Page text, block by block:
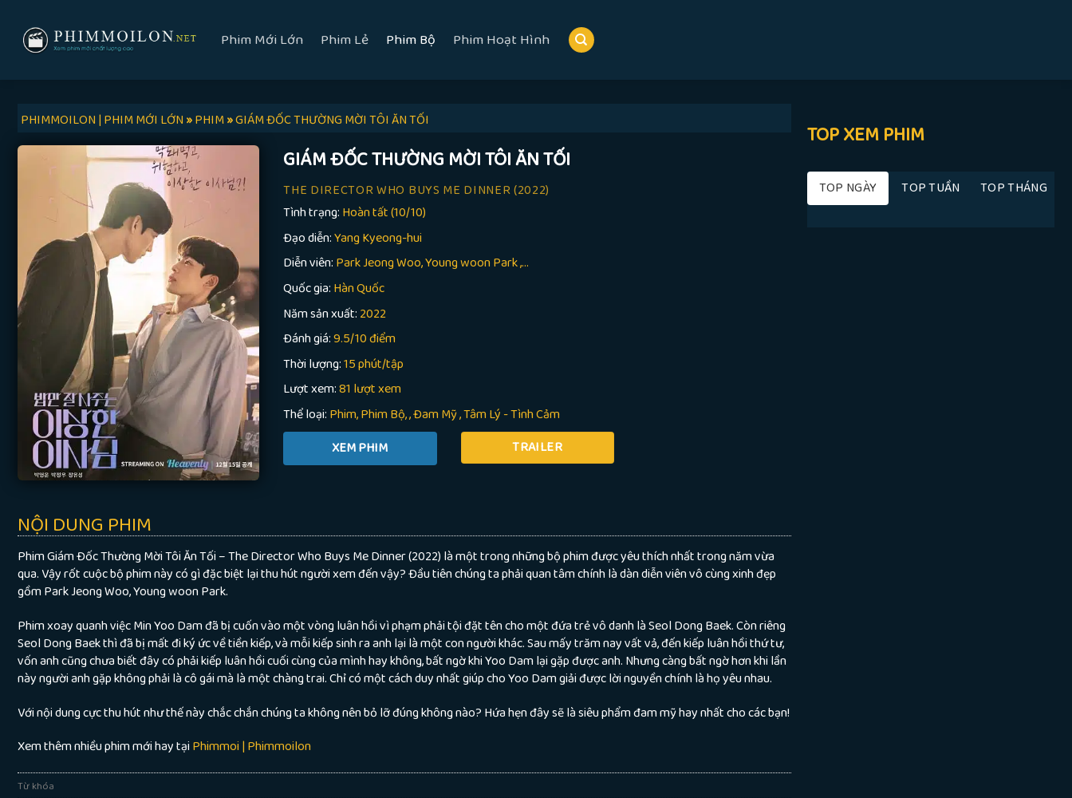
content
Phim Mới Lớn Phim Lẻ Phim Bộ Phim Hoạt Hình
PHIMMOILON | PHIM MỚI LỚN »PHIM»GIÁM ĐỐC THƯỜNG MỜI TÔI ĂN TỐI
GIÁM ĐỐC THƯỜNG MỜI TÔI ĂN TỐI
THE DIRECTOR WHO BUYS ME DINNER(2022)
Tình trạng: Hoàn tất (10/10)
Đạo diễn:Yang Kyeong-hui
Diễn viên: Park Jeong Woo, Young woon Park ,...
Quốc gia: Hàn Quốc
Năm sản xuất: 2022
Đánh giá:9.5/10 điểm
Thời lượng:15 phút/tập
Lượt xem:81 lượt xem
Thể loại: Phim Phim Bộ ,Đam Mỹ,Tâm Lý - Tình Cảm
TRAILER
NỘI DUNG PHIM
Phim Giám Đốc Thường Mời Tôi Ăn Tối – The Director Who Buys Me Dinner (2022) là một trong những bộ phim được yêu thích nhất trong năm vừa
qua. Vậy rốt cuộc bộ phim này có gì đặc biệt lại thu hút người xem đến vậy? Đầu tiên chúng ta phải quan tâm chính là dàn diễn viên vô cùng xinh đẹp
gồm Park Jeong Woo, Young woon Park.
Phim xoay quanh việc Min Yoo Dam đã bị cuốn vào một vòng luân hồi vì phạm phải tội đặt tên cho một đứa trẻ vô danh là Seol Dong Baek. Còn riêng
Seol Dong Baek thì đã bị mất đi ký ức về tiền kiếp, và mỗi kiếp sinh ra anh lại là một con người khác. Sau mấy trăm nay vất vả, đến kiếp luân hồi thứ tư,
vốn anh cũng chưa biết đây có phải kiếp luân hồi cuối cùng của mình hay không, bất ngờ khi Yoo Dam lại gặp được anh. Nhưng càng bất ngờ hơn khi lần
này người anh gặp không phải là cô gái mà là một chàng trai. Chỉ có một cách duy nhất giúp cho Yoo Dam giải được lời nguyền chính là họ yêu nhau.
Với nội dung cực thu hút như thế này chắc chắn chúng ta không nên bỏ lỡ đúng không nào? Hứa hẹn đây sẽ là siêu phẩm đam mỹ hay nhất cho các bạn!
Xem thêm nhiều phim mới hay tạiPhimmoi | Phimmoilon
Từ khóa
TOP XEM PHIM
TOP NGÀY TOP TUẦN TOP THÁNG